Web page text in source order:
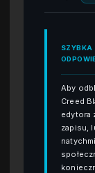
SZYBKA
Aby
Creed
edytora
zapisu,